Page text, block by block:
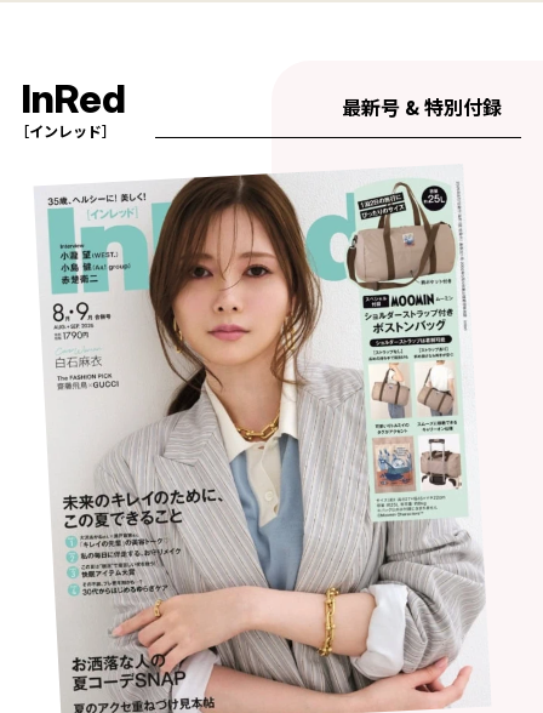
InRed
［インレッド］
最新号 & 特別付録